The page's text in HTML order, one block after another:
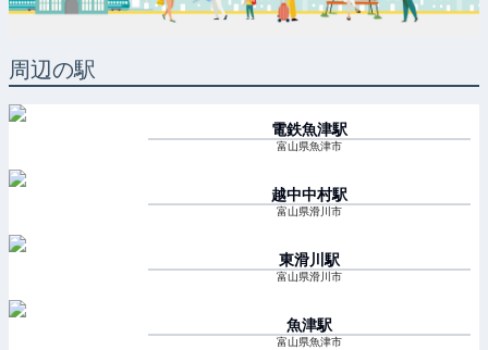
周辺の駅
電鉄魚津駅
富山県魚津市
越中中村駅
富山県滑川市
東滑川 駅
富山県滑川市
魚津駅
富山県魚津市